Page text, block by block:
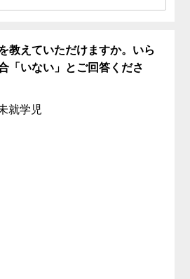
教えていただけますか。いら
「いない」とご回答くださ
就学児